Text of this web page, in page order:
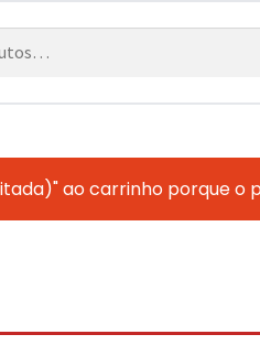
ao carrinho porque o